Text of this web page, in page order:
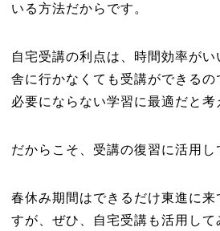
いる方法だからです。
自宅受講の利点は、時間効率が
舎に行かなくても受講ができる
必要にならない学習に最適だと考
だからこそ、受講の復習に活用し
春休み期間はできるだけ東進に
すが、ぜひ、自宅受講も活用して